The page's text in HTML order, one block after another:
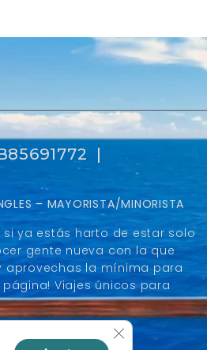
|
– MAYORISTA/MINORISTA
ya estás harto de estar solo
gente nueva con la que
aprovechas la mínima para
Viajes únicos para
Cerrar el banner